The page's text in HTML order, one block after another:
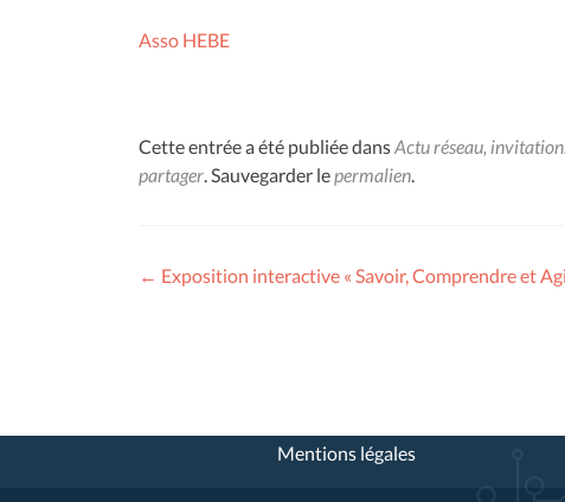
Asso HEBE
Cette entrée a été publiée dansActu réseau,
partager. Sauvegarder lepermalien.
Navigation
← Exposition interactive « Savoir, Comprendre et
Mentions légales